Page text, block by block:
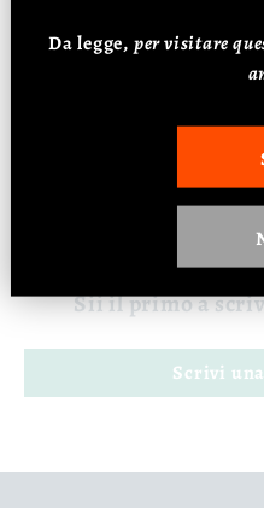
Metodo:
Sii il primo a
Scrivi
Da legge, per visitare